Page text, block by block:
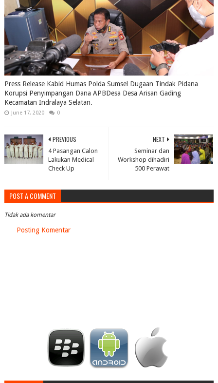
Press Release Kabid Humas Polda Sumsel Dugaan Tindak Pidana
Korupsi Penyimpangan Dana APBDesa Desa Arisan Gading
Kecamatan Indralaya Selatan.
June 17, 2020 0
NEXT
Seminar dan
Workshop dihadiri
500 Perawat
PREVIOUS
4 Pasangan Calon
Lakukan Medical
Check Up
POST A COMMENT
Tidak ada komentar
Posting Komentar